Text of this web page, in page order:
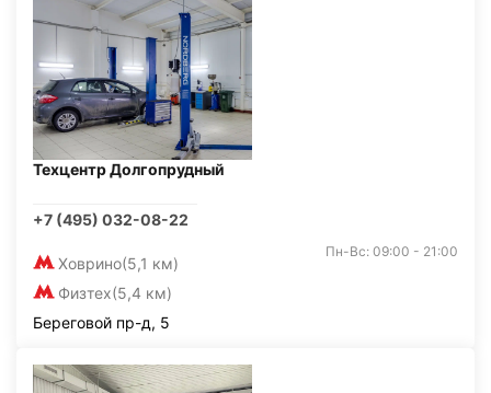
Техцентр Долгопрудный
+7 (495) 032-08-22
Ховрино(5,1 км)
Физтех(5,4 км)
Пн-Вс: 09:00 - 21:00
Береговой пр-д, 5